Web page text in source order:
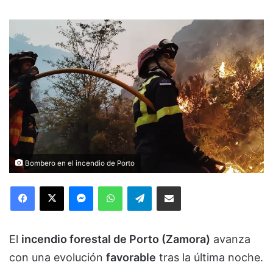
Bombero en el incendio de Porto
Facebook
X MessengerWhatsAppTelegramCompartir via Email
El incendio forestal de Porto (Zamora) avanza
con una evolución favorable tras la última noche.